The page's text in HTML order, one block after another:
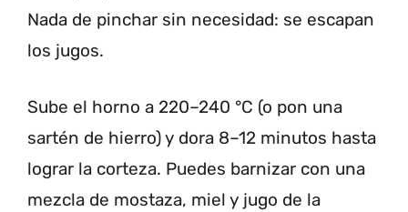
Nada de pinchar sin necesidad: se escapan
los jugos.
Sube el horno a 220–240 °C (o pon una
sartén de hierro) y dora 8–12 minutos hasta
lograr la corteza. Puedes barnizar con una
mezcla de mostaza, miel y jugo de la